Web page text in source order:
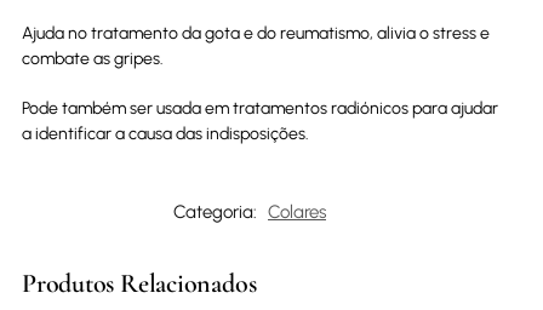
Ajuda no tratamento da gota e do reumatismo, alivia o stress e
combate as gripes.
Pode também ser usada em tratamentos radiónicos para ajudar
a identificar a causa das indisposições.
Categoria: Colares
Produtos Relacionados